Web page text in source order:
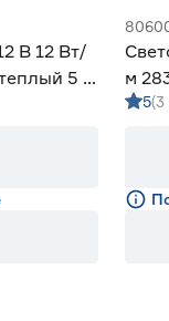
В 12 Вт/
5 м
м
м 5(3